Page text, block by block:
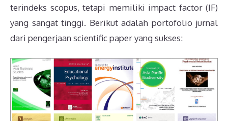
terindeks scopus, tetapi memiliki impact factor (IF)
yang sangat tinggi. Berikut adalah portofolio jurnal
dari pengerjaan scientific paper yang sukses: